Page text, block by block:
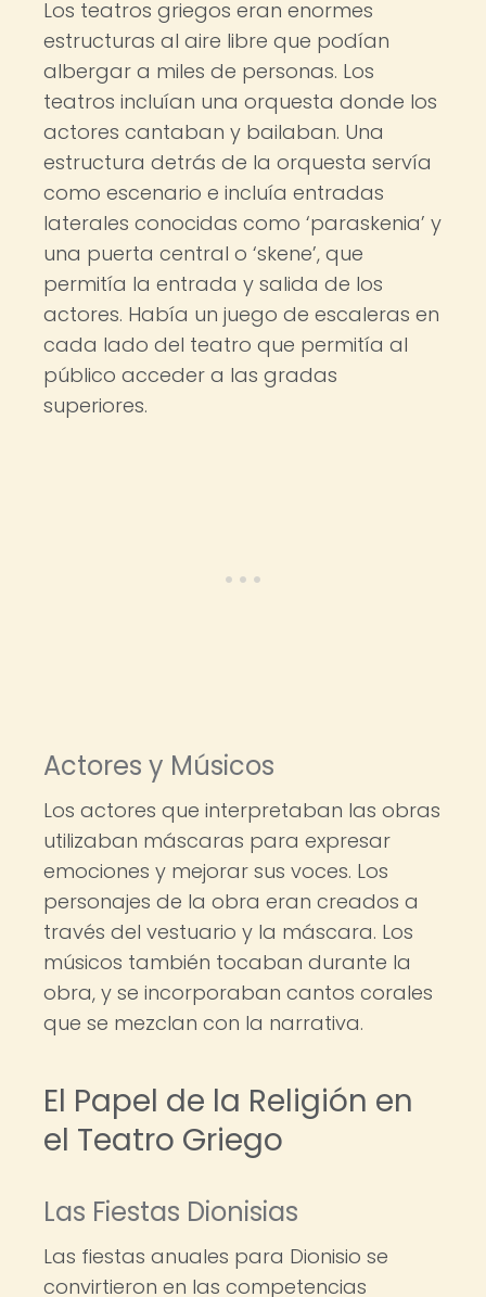
Los teatros griegos eran enormes
estructuras al aire libre que podían
albergar a miles de personas. Los
teatros incluían una orquesta donde los
actores cantaban y bailaban. Una
estructura detrás de la orquesta servía
como escenario e incluía entradas
laterales conocidas como ‘paraskenia’ y
una puerta central o ‘skene’, que
permitía la entrada y salida de los
actores. Había un juego de escaleras en
cada lado del teatro que permitía al
público acceder a las gradas
superiores.
Actores y Músicos
Los actores que interpretaban las obras
utilizaban máscaras para expresar
emociones y mejorar sus voces. Los
personajes de la obra eran creados a
través del vestuario y la máscara. Los
músicos también tocaban durante la
obra, y se incorporaban cantos corales
que se mezclan con la narrativa.
El Papel de la Religión en
el Teatro Griego
Las Fiestas Dionisias
Las fiestas anuales para Dionisio se
convirtieron en las competencias